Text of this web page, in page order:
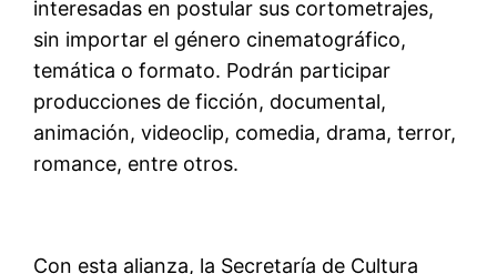
interesadas en postular sus cortometrajes,
sin importar el género cinematográfico,
temática o formato. Podrán participar
producciones de ficción, documental,
animación, videoclip, comedia, drama, terror,
romance, entre otros.
Con esta alianza, la Secretaría de Cultura